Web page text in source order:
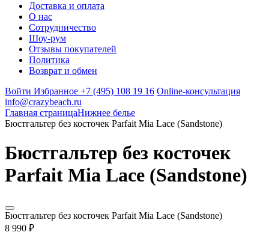
Доставка и оплата
О нас
Сотрудничество
Шоу-рум
Отзывы покупателей
Политика
Возврат и обмен
Войти Избранное +7 (495) 108 19 16 Online-консультация
info@crazybeach.ru
Главная страницаНижнее белье
Бюстгальтер без косточек Parfait Mia Lace (Sandstone)
Бюстгальтер без косточек
Parfait Mia Lace (Sandstone)
Бюстгальтер без косточек Parfait Mia Lace (Sandstone)
8 990 ₽